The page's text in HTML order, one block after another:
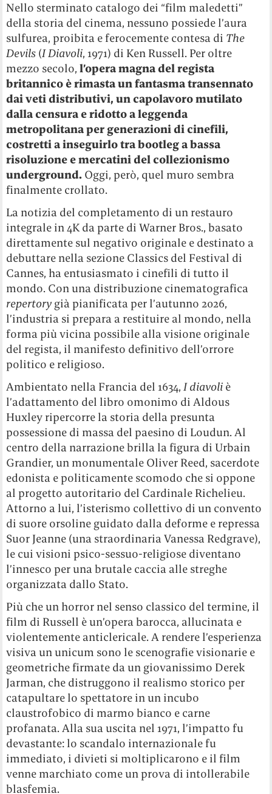
Nello sterminato catalogo dei “film maledetti”
della storia del cinema, nessuno possiede l’aura
sulfurea, proibita e ferocemente contesa di The
Devils (I Diavoli, 1971) di Ken Russell. Per oltre
mezzo secolo, l’opera magna del regista
britannico è rimasta un fantasma transennato
dai veti distributivi, un capolavoro mutilato
dalla censura e ridotto a leggenda
metropolitana per generazioni di cinefili,
costretti a inseguirlo tra bootleg a bassa
risoluzione e mercatini del collezionismo
underground. Oggi, però, quel muro sembra
finalmente crollato.
La notizia del completamento di un restauro
integrale in 4K da parte di Warner Bros., basato
direttamente sul negativo originale e destinato a
debuttare nella sezione Classics del Festival di
Cannes, ha entusiasmato i cinefili di tutto il
mondo. Con una distribuzione cinematografica
repertory già pianificata per l’autunno 2026,
l’industria si prepara a restituire al mondo, nella
forma più vicina possibile alla visione originale
del regista, il manifesto definitivo dell’orrore
politico e religioso.
Ambientato nella Francia del 1634,I diavoli è
l’adattamento del libro omonimo di Aldous
Huxley ripercorre la storia della presunta
possessione di massa del paesino di Loudun. Al
centro della narrazione brilla la figura di Urbain
Grandier, un monumentale Oliver Reed, sacerdote
edonista e politicamente scomodo che si oppone
al progetto autoritario del Cardinale Richelieu.
Attorno a lui, l’isterismo collettivo di un convento
di suore orsoline guidato dalla deforme e repressa
Suor Jeanne (una straordinaria Vanessa Redgrave),
le cui visioni psico-sessuo-religiose diventano
l’innesco per una brutale caccia alle streghe
organizzata dallo Stato.
Più che un horror nel senso classico del termine, il
film di Russell è un’opera barocca, allucinata e
violentemente anticlericale. A rendere l’esperienza
visiva un unicum sono le scenografie visionarie e
geometriche firmate da un giovanissimo Derek
Jarman, che distruggono il realismo storico per
catapultare lo spettatore in un incubo
claustrofobico di marmo bianco e carne
profanata. Alla sua uscita nel 1971, l’impatto fu
devastante: lo scandalo internazionale fu
immediato, i divieti si moltiplicarono e il film
venne marchiato come un prova di intollerabile
blasfemia.